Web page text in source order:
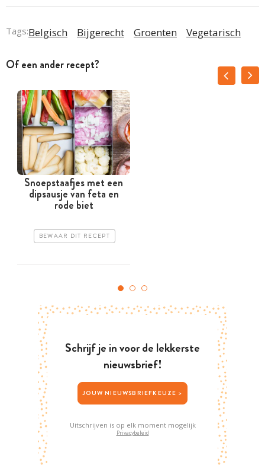
Tags:Belgisch Bijgerecht Groenten Vegetarisch
Of een ander recept?
Snoepstaafjes met een
dipsausje van feta en
rode biet
BEWAAR DIT RECEPT
Schrijf je in voor de lekkerste
nieuwsbrief!
JOUW NIEUWSBRIEFKEUZE >
Uitschrijven is op elk moment mogelijk
Privacybeleid